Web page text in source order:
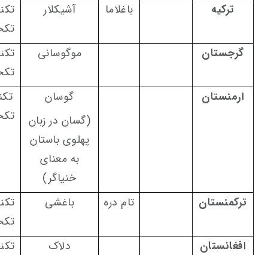
ترکیه باغلاما آشیکلار
گرجستان
موگوسانی
ارمنستان
گوسان
(گسان در زبان
پهلوی باستان
به معنای
خنیاگر)
ترکمنستان تام دره باغشی
افغانستان
دلاک